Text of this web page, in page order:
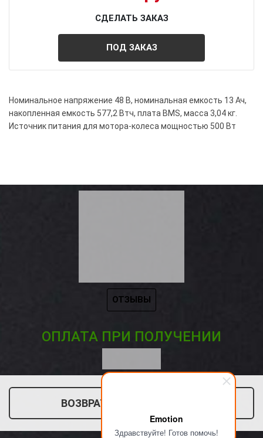
Emotion
Здравствуйте! Готов помочь!
СДЕЛАТЬ ЗАКАЗ
ПОД ЗАКАЗ
Номинальное напряжение 48 В, номинальная емкость 13 Ач,
накопленная емкость 577,2 Втч, плата BMS, масса 3,04 кг.
Источник питания для мотора-колеса мощностью 500 Вт
ОТЗЫВЫ
ОПЛАТА ПРИ ПОЛУЧЕНИИ
ВОЗВРАТ ТОВАРА (ПУНКТ 7)